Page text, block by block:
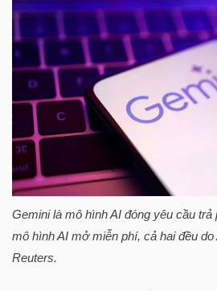
Gemini là mô hình AI đóng yêu cầu
mô hình AI mở miễn phí, cả hai đều
Reuters.
Tất cả Người nội bộ Người
Tin
tức
(-)
Bài
viết
của
tác
giả
(-)